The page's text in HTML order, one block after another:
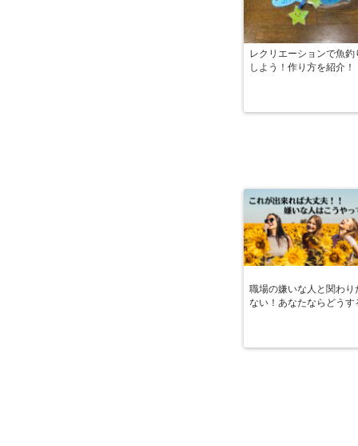
レクリエーションで魚釣
しよう！作り方を紹介！
職場の嫌いな人と関わり
ない！あなたならどうす